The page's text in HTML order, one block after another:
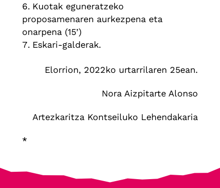
Kuotak eguneratzeko
proposamenaren aurkezpena eta
onarpena (15’)
Eskari-galderak.
Elorrion, 2022ko urtarrilaren 25ean.
Nora Aizpitarte Alonso
Artezkaritza Kontseiluko Lehendakaria
*